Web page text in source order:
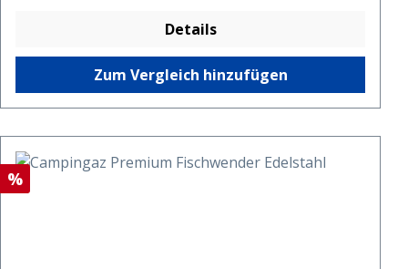
Details
Zum Vergleich hinzufügen
Rabatt
%